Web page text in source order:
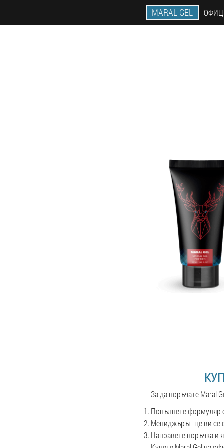
MARAL GEL
За да поръчате Maral
Попълнете формуляр
Мениджърът ще ви се
Направете поръчка и